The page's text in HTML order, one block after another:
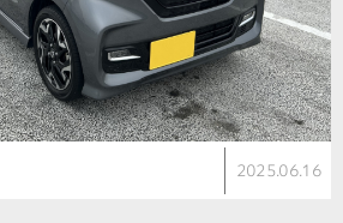
2025.06.16